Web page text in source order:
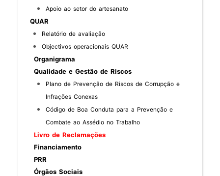
Apoio ao setor do artesanato
QUAR
Relatório de avaliação
Objectivos operacionais QUAR
Organigrama
Qualidade e Gestão de Riscos
Plano de Prevenção de Riscos de Corrupção e
Infrações Conexas
Código de Boa Conduta para a Prevenção e
Combate ao Assédio no Trabalho
Livro de Reclamações
Financiamento
PRR
Órgãos Sociais